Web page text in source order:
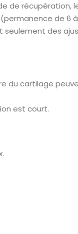
de récupération,
de 6 à
seulement des
du cartilage
est court.